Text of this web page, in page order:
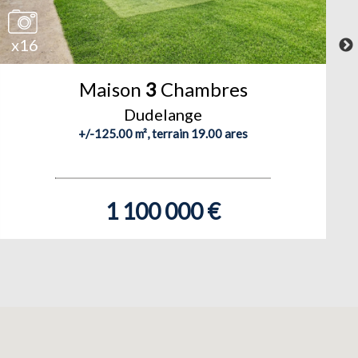
x16
Maison 3Chambres
Dudelange
+/-125.00 m², terrain 19.00 ares
1 100 000 €